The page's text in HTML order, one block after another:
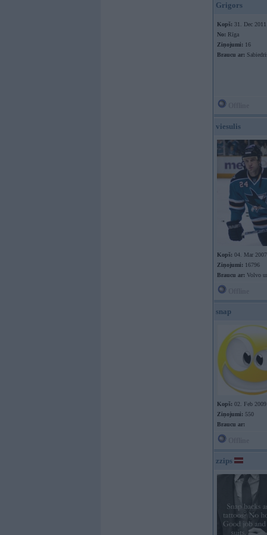
Grigors
Kopš: 31. Dec 2011
No: Rīga
Ziņojumi: 16
Braucu ar:
viesulis
Kopš: 04. Mar 2007
Ziņojumi: 16796
Braucu ar: Volvo
snap
Kopš: 02. Feb 2009
Ziņojumi: 550
Braucu ar:
zzips